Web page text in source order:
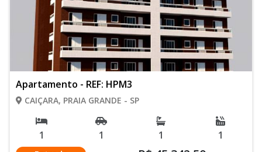
Apartamento - REF: HPM3
CAIÇARA, PRAIA GRANDE - SP
1 1 1 1